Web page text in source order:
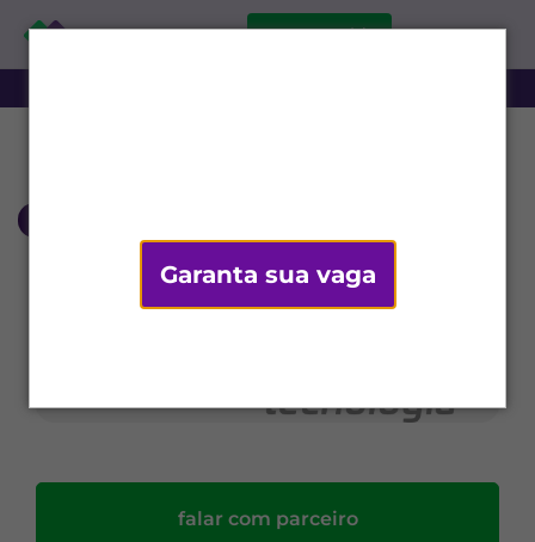
Garanta sua vaga
comece grátis
falar com parceiro